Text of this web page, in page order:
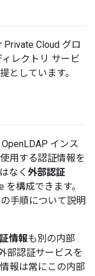
Cloud グロ
レクトリ サービ
としています。
インス
用する認証情報を
なく 外部認証
構成できます。
手順について説明
情報も別の内部
部認証サービスを
報は常にこの内部